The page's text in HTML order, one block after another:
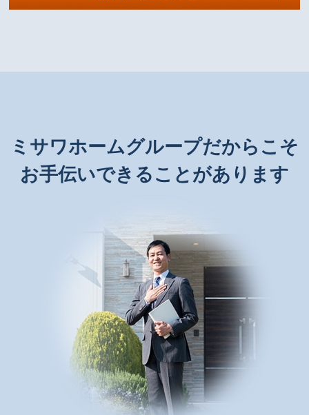
ミサワホームグループだからこそ
お手伝いできることがあります